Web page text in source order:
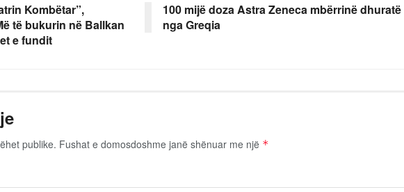
Kombëtar”,
të bukurin në Ballkan
e fundit
100 mijë doza Astra Zeneca mbërrinë dhuratë
nga Greqia
publike. Fushat e domosdoshme janë shënuar me një *